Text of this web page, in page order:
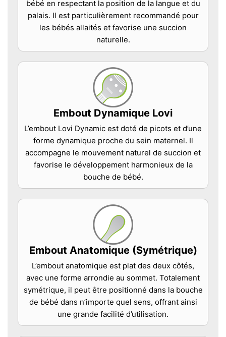
bébé en respectant la position de la langue et du
palais. Il est particulièrement recommandé pour
les bébés allaités et favorise une succion
naturelle.
Embout Dynamique Lovi
L’embout Lovi Dynamic est doté de picots et d’une
forme dynamique proche du sein maternel. Il
accompagne le mouvement naturel de succion et
favorise le développement harmonieux de la
bouche de bébé.
Embout Anatomique (Symétrique)
L’embout anatomique est plat des deux côtés,
avec une forme arrondie au sommet. Totalement
symétrique, il peut être positionné dans la bouche
de bébé dans n’importe quel sens, offrant ainsi
une grande facilité d’utilisation.